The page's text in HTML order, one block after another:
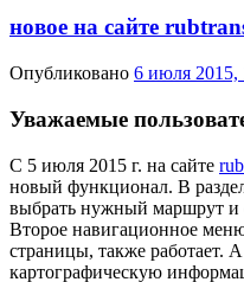
новое на сайте
Опубликовано 6 июля 2015,
Уважаемые
С 5 июля 2015 г. на сайте
новый функционал. В
выбрать нужный маршрут и
Второе навигационное
страницы, также работает.
картографическую